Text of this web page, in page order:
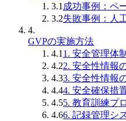
3.1 成功事例：ペ
3.2失敗事例：人
4.
GVPの実施方法
4.1 1. 安全管理体
4.22. 安全性情報
4.33. 安全性情報
4.44. 安全確保措
4.55. 教育訓練プ
4.66. 記録管理シ